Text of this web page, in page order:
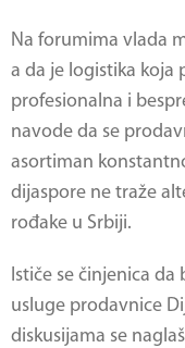
Na forumima vlada
a da je logistika koja
profesionalna i
navode da se
asortiman
dijaspore ne traže
rođake u Srbiji.
Ističe se činjenica
usluge prodavnice
diskusijama se